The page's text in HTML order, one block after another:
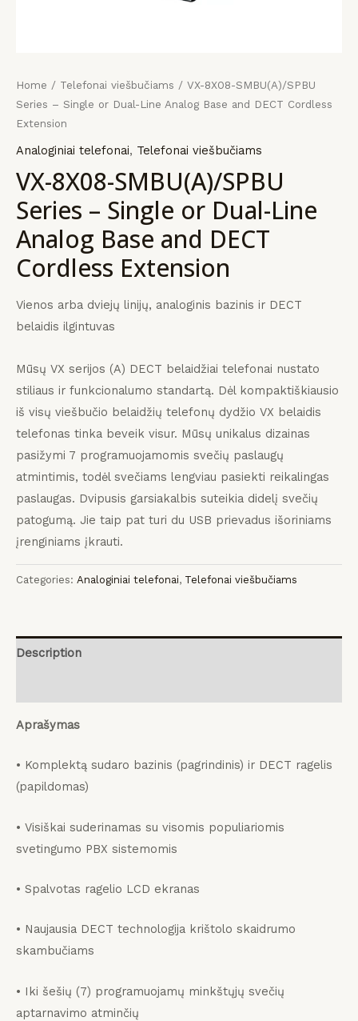
Home / Telefonai viešbučiams / VX-8X08-SMBU(A)/SPBU
Series – Single or Dual-Line Analog Base and DECT Cordless
Extension
Analoginiai telefonai, Telefonai viešbučiams
VX-8X08-SMBU(A)/SPBU
Series – Single or Dual-Line
Analog Base and DECT
Cordless Extension
Vienos arba dviejų linijų, analoginis bazinis ir DECT
belaidis ilgintuvas
Mūsų VX serijos (A) DECT belaidžiai telefonai nustato
stiliaus ir funkcionalumo standartą. Dėl kompaktiškiausio
iš visų viešbučio belaidžių telefonų dydžio VX belaidis
telefonas tinka beveik visur. Mūsų unikalus dizainas
pasižymi 7 programuojamomis svečių paslaugų
atmintimis, todėl svečiams lengviau pasiekti reikalingas
paslaugas. Dvipusis garsiakalbis suteikia didelį svečių
patogumą. Jie taip pat turi du USB prievadus išoriniams
įrenginiams įkrauti.
Categories: Analoginiai telefonai, Telefonai viešbučiams
Description
Aprašymas
• Komplektą sudaro bazinis (pagrindinis) ir DECT ragelis
(papildomas)
• Visiškai suderinamas su visomis populiariomis
svetingumo PBX sistemomis
• Spalvotas ragelio LCD ekranas
• Naujausia DECT technologija krištolo skaidrumo
skambučiams
• Iki šešių (7) programuojamų minkštųjų svečių
aptarnavimo atminčių